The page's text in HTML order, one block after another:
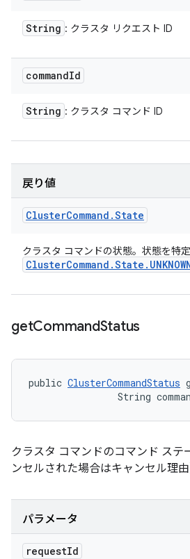
String : クラスタ リクエスト ID
commandId
String : クラスタ コマンド ID
戻り値
ClusterCommand .State
クラスタ コマンドの状態。状態を特
ClusterCommand .State .
getCommandStatus
public ClusterCommandStatus
String
クラスタ コマンドのコマンド ステ
ンセルされた場合はキャンセル理由
パラメータ
requestId